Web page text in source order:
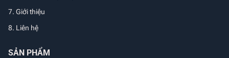
7. Giới thiệu
8. Liên hệ
SẢN PHẨM